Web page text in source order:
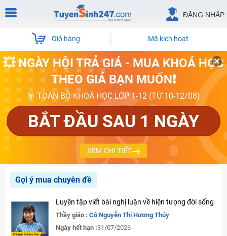
ĐĂNG NHẬP
Giỏ hàng Mã kích hoạt
💥 NGÀY HỘI TRẢ GIÁ - MUA KHOÁ HỌC
THEO GIÁ BẠN MUỐN❗
🎯 TOÀN BỘ KHOÁ HỌC LỚP 1-12 (TỪ 10-12/08)
BẮT ĐẦU SAU 1 NGÀY
XEM CHI TIẾT
Gợi ý mua chuyên đề
Luyện tập viết bài nghị luận về hiện tượng đời sống
Thầy giáo : Cô Nguyễn Thị Hương Thủy
Ngày hết hạn :31/07/2026